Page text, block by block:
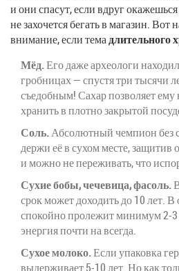
и они спасут, если вдруг
не захочется бегать в магазин. Вот
внимание, если темадлительного
Мёд.Его даже археологи
гробницах — спустя три тысячи
съедобным! Сахар позволяет ему
хранить в плотно закрытой
Соль.Абсолютный чемпион без
держи её в сухом месте, защитив
и можно не переживать, что
Сухие бобы, чечевица, фасоль.
срок может доходить до 10 лет.
спокойно пролежит минимум 2-
энергия почти на всегда.
Сухое молоко.Если упаковка
выдерживает 5-10 лет. Но как